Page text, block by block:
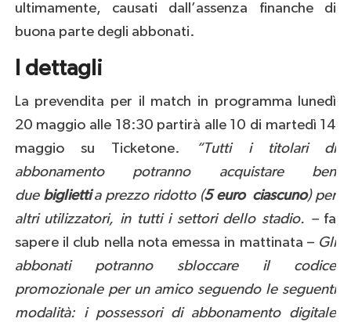
ultimamente, causati dall’assenza finanche di
buona parte degli abbonati.
I dettagli
La prevendita per il match in programma lunedì
20 maggio alle 18:30 partirà alle 10 di martedì 14
maggio su Ticketone.
“Tutti i titolari di
abbonamento potranno acquistare ben
duebigliettia prezzo ridotto (5 euro ciascuno) per
altri utilizzatori, in tutti i settori dello stadio. –fa
sapere il club nella nota emessa in mattinata – Gli
abbonati potranno sbloccare il codice
promozionale per un amico seguendo le seguenti
modalità: i possessori di abbonamento digitale